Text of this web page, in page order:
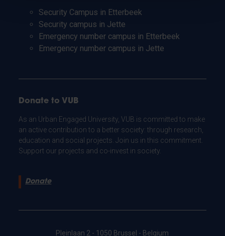
Security Campus in Etterbeek
Security campus in Jette
Emergency number campus in Etterbeek
Emergency number campus in Jette
Donate to VUB
As an Urban Engaged University, VUB is committed to make
an active contribution to a better society: through research,
education and social projects. Join us in this commitment.
Support our projects and co-invest in society.
Donate
Pleinlaan 2 - 1050 Brussel - Belgium